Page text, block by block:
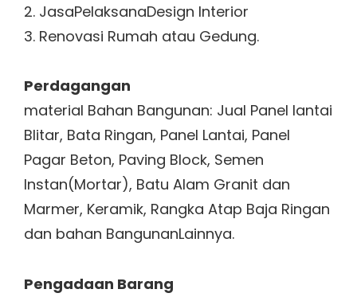
2. JasaPelaksanaDesign Interior
3. Renovasi Rumah atau Gedung.
Perdagangan
material Bahan Bangunan: Jual Panel lantai
Blitar, Bata Ringan, Panel Lantai, Panel
Pagar Beton, Paving Block, Semen
Instan(Mortar), Batu Alam Granit dan
Marmer, Keramik, Rangka Atap Baja Ringan
dan bahan BangunanLainnya.
Pengadaan Barang